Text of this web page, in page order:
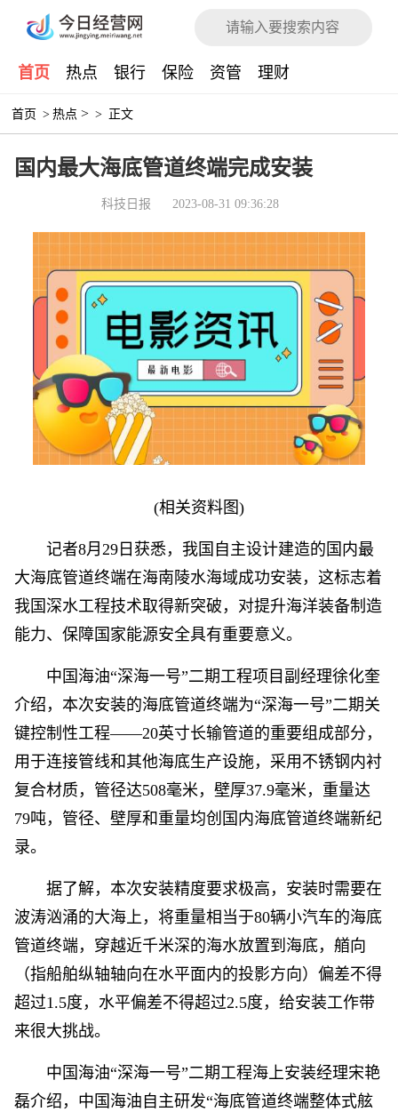
首页 热点 银行 保险 资管 理财
首页 > 热点 > > 正文
国内最大海底管道终端完成安装
科技日报 2023-08-31 09:36:28
(相关资料图)
记者8月29日获悉，我国自主设计建造的国内最
大海底管道终端在海南陵水海域成功安装，这标志着
我国深水工程技术取得新突破，对提升海洋装备制造
能力、保障国家能源安全具有重要意义。
中国海油“深海一号”二期工程项目副经理徐化奎
介绍，本次安装的海底管道终端为“深海一号”二期关
键控制性工程——20英寸长输管道的重要组成部分，
用于连接管线和其他海底生产设施，采用不锈钢内衬
复合材质，管径达508毫米，壁厚37.9毫米，重量达
79吨，管径、壁厚和重量均创国内海底管道终端新纪
录。
据了解，本次安装精度要求极高，安装时需要在
波涛汹涌的大海上，将重量相当于80辆小汽车的海底
管道终端，穿越近千米深的海水放置到海底，艏向
（指船舶纵轴轴向在水平面内的投影方向）偏差不得
超过1.5度，水平偏差不得超过2.5度，给安装工作带
来很大挑战。
中国海油“深海一号”二期工程海上安装经理宋艳
磊介绍，中国海油自主研发“海底管道终端整体式舷